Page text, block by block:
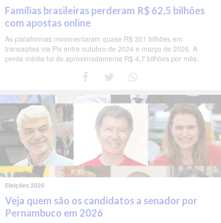
Famílias brasileiras perderam R$ 62,5 bilhões
com apostas online
As plataformas movimentaram quase R$ 351 bilhões em
transações via Pix entre outubro de 2024 e março de 2026. A
perda média foi de aproximadamente R$ 4,7 bilhões por mês.
Eleições 2026
Veja quem são os candidatos a senador por
Pernambuco em 2026